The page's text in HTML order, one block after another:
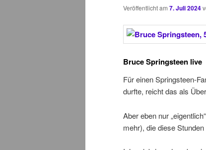
Veröffentlicht am 7. Juli 2024
Bruce Springsteen live
Für einen Springsteen-
durfte, reicht das als
Aber eben nur
mehr), die diese